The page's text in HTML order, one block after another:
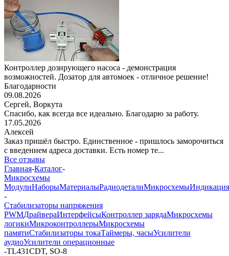
Контроллер дозирующего насоса - демонстрация
возможностей. Дозатор для автомоек - отличное решение!
Благодарности
09.08.2026
Сергей, Воркута
Спасибо, как всегда все идеально. Благодарю за работу.
17.05.2026
Алексей
Заказ пришёл быстро. Единственное - пришлось заморочиться
с введением адреса доставки. Есть номер те...
Все отзывы
Главная-Каталог-
Микросхемы
МодулиНаборыМатериалыРадиодеталиМикросхемыИндикация
-
Стабилизаторы напряжения
PWMДрайвераИнтерфейсыКонтроллер зарядаМикросхемы
логикиМикроконтроллерыМикросхемы
памятиСтабилизаторы токаТаймеры, часыУсилители
аудиоУсилители операционные
-TL431CDT, SO-8